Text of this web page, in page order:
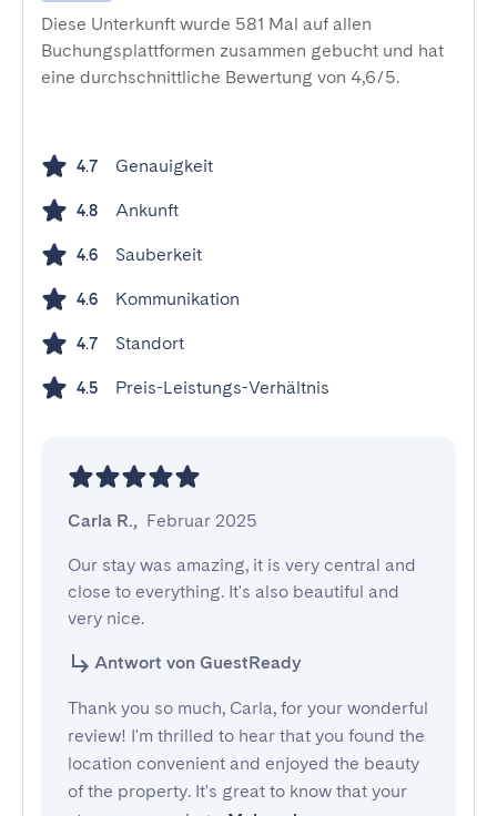
Diese Unterkunft wurde 581 Mal auf allen
Buchungsplattformen zusammen gebucht und hat
eine durchschnittliche Bewertung von 4,6/5.
4.7 Genauigkeit
4.8 Ankunft
4.6 Sauberkeit
4.6 Kommunikation
4.7 Standort
4.5 Preis-Leistungs-Verhältnis
Carla R., Februar 2025
Our stay was amazing, it is very central and
close to everything. It's also beautiful and
very nice.
Antwort von GuestReady
Thank you so much, Carla, for your wonderful
review! I'm thrilled to hear that you found the
location convenient and enjoyed the beauty
of the property. It's great to know that your